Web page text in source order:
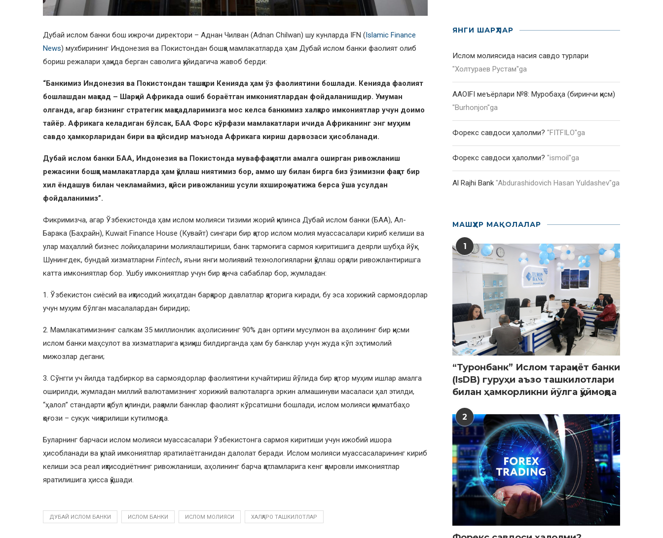
Дубай ислом банки бош ижрочи директори – Аднан Чилван (Adnan Chilwan) шу кунларда IFN (Islamic Finance
News) мухбирининг Индонезия ва Покистондан бошқа мамлакатларда ҳам Дубай ислом банки фаолият олиб
бориш режалари ҳақида берган саволига қуйидагича жавоб берди:
“Банкимиз Индонезия ва Покистондан ташқари Кенияда ҳам ўз фаолиятини бошлади. Кенияда фаолият
бошлашдан мақсад – Шарқий Африкада ошиб бораётган имкониятлардан фойдаланишдир. Умуман
олганда, агар бизнинг стратегик мақсадларимизга мос келса банкимиз халқаро имкониятлар учун доимо
тайёр. Африкага келадиган бўлсак, БАА Форс кўрфази мамлакатлари ичида Африканинг энг муҳим
савдо ҳамкорларидан бири ва қайсидир маънода Африкага кириш дарвозаси ҳисобланади.
Дубай ислом банки БАА, Индонезия ва Покистонда муваффаққиятли амалга оширган ривожланиш
режасини бошқа мамлакатларда ҳам қўллаш ниятимиз бор, аммо шу билан бирга биз ўзимизни фақат бир
хил ёндашув билан чекламаймиз, қайси ривожланиш усули яхшироқ натижа берса ўша усулдан
фойдаланимиз”.
Фикримизча, агар Ўзбекистонда ҳам ислом молияси тизими жорий қилинса Дубай ислом банки (БАА), Ал-
Барака (Баҳрайн), Kuwait Finance House (Кувайт) сингари бир қатор ислом молия муассасалари кириб келиши ва
улар маҳаллий бизнес лойиҳаларини молиялаштириши, банк тармоғига сармоя киритишига деярли шубҳа йўқ.
Шунингдек, бундай хизматларни Fintech, яъни янги молиявий технологияларни қўллаш орқали ривожлантиришга
катта имкониятлар бор. Ушбу имкониятлар учун бир қанча сабаблар бор, жумладан:
1. Ўзбекистон сиёсий ва иқтисодий жиҳатдан барқарор давлатлар қаторига киради, бу эса хорижий сармоядорлар
учун муҳим бўлган масалалардан биридир;
2. Мамлакатимизнинг салкам 35 миллионлик аҳолисининг 90% дан ортиғи мусулмон ва аҳолининг бир қисми
ислом банки маҳсулот ва хизматларига қизиқиш билдирганда ҳам бу банклар учун жуда кўп эҳтимолий
мижозлар дегани;
3. Cўнгги уч йилда тадбиркор ва сармоядорлар фаолиятини кучайтириш йўлида бир қатор муҳим ишлар амалга
оширилди, жумладан миллий валютамизнинг хорижий валюталарга эркин алмашинуви масаласи ҳал этилди,
“ҳалол” стандарти қабул қилинди, рақамли банклар фаолият кўрсатишни бошлади, ислом молияси қимматбаҳо
қоғози – сукук чиқарилиши кутилмоқда.
Буларнинг барчаси ислом молияси муассасалари Ўзбекистонга сармоя киритиши учун ижобий ишора
ҳисобланади ва қулай имкониятлар яратилаётганидан далолат беради. Ислом молияси муассасаларининг кириб
келиши эса реал иқтисодиётнинг ривожланиши, аҳолининг барча қатламларига кенг қамровли имкониятлар
яратилишига ҳисса қўшади.
ДУБАЙ ИСЛОМ БАНКИ ИСЛОМ БАНКИ ИСЛОМ МОЛИЯСИ ХАЛҚАРО ТАШКИЛОТЛАР
ЯНГИ ШАРҲЛАР
Ислом молиясида насия савдо турлари
"Холтураев Рустам"ga
AAOIFI меъёрлари №8: Муробаҳа (биринчи қисм)
"Burhonjon"ga
Форекс савдоси ҳалолми? "FITFILO"ga
Форекс савдоси ҳалолми? "ismoil"ga
Al Rajhi Bank "Abdurashidovich Hasan Yuldashev"ga
МАШҲУР МАҚОЛАЛАР
1
“Туронбанк” Ислом тараққиёт банки
(IsDB) гуруҳи аъзо ташкилотлари
билан ҳамкорликни йўлга қўймоқда
2